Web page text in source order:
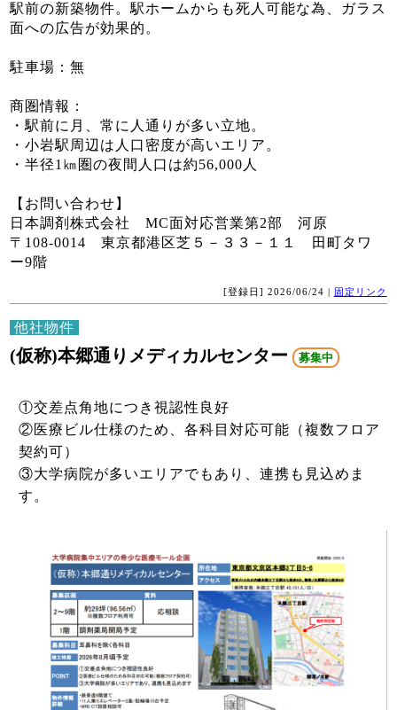
駅前の新築物件。駅ホームからも死人可能な為、ガラス
面への広告が効果的。
駐車場：無
商圏情報：
・駅前に月、常に人通りが多い立地。
・小岩駅周辺は人口密度が高いエリア。
・半径1㎞圏の夜間人口は約56,000人
【お問い合わせ】
日本調剤株式会社 MC面対応営業第2部 河原
〒108-0014 東京都港区芝５－３３－１１ 田町タワ
ー9階
[登録日] 2026/06/24 | 固定リンク
他社物件
(仮称)本郷通りメディカルセンター 募集中
①交差点角地につき視認性良好
②医療ビル仕様のため、各科目対応可能（複数フロア
契約可）
③大学病院が多いエリアでもあり、連携も見込めま
す。